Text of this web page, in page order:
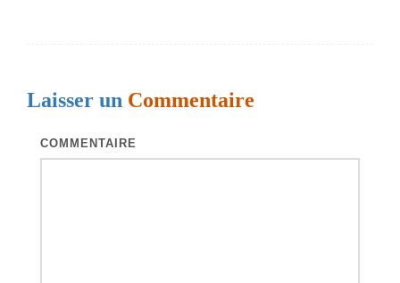
a
Laisser un Commentaire
COMMENTAIRE